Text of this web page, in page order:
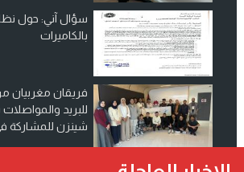
سؤال آني: حول
بالكاميرات
فريقان مغربيان
للبريد والمواصلات
شينزن للمشاركة
انضم الينا على فيسبوك